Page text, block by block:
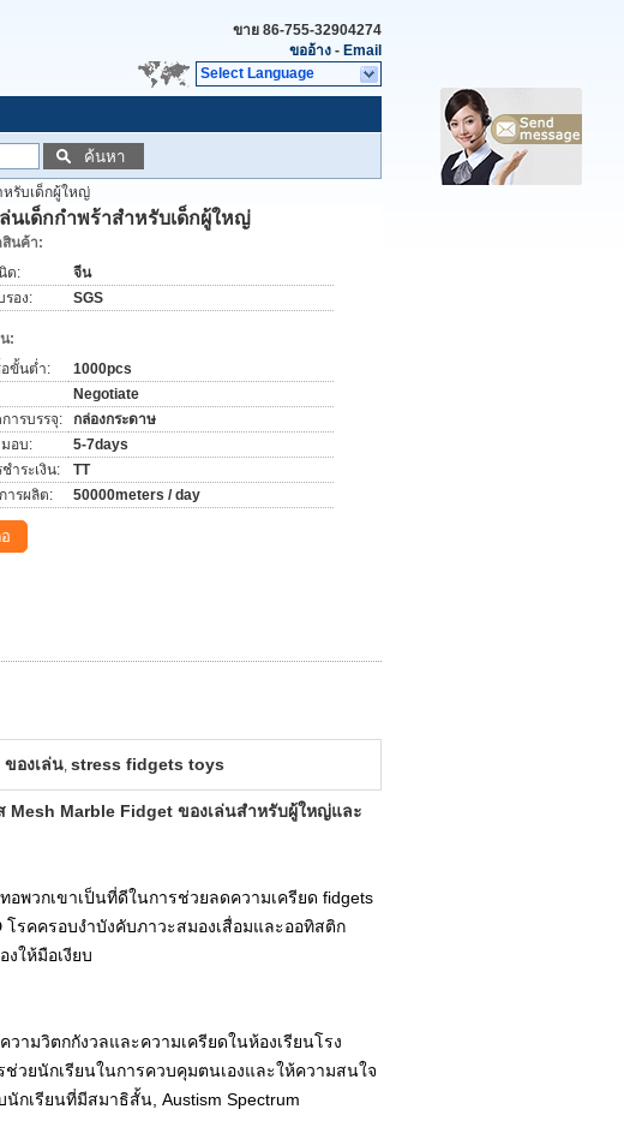
ขาย 86-755-32904274
ขออ้าง - Email
Select Language
ค้นหา
หรับเด็กผู้ใหญ่
นเด็กกำพร้าสำหรับเด็กผู้ใหญ่
สินค้า:
ด:
จีน
รอง:
SGS
:
ขั้นต่ำ:
1000pcs
Negotiate
ารบรรจุ:
กล่องกระดาษ
มอบ:
5-7days
ำระเงิน:
TT
ารผลิต:
50000meters / day
องเล่น, stress fidgets toys
Mesh Marble Fidget ของเล่นสำหรับผู้ใหญ่และ
พวกเขาเป็นที่ดีในการช่วยลดความเครียด fidgets
โรคครอบงำบังคับภาวะสมองเสื่อมและออทิสติก
ให้มือเงียบ
มวิตกกังวลและความเครียดในห้องเรียนโรง
ช่วยนักเรียนในการควบคุมตนเองและให้ความสนใจ
กเรียนที่มีสมาธิสั้น, Austism Spectrum